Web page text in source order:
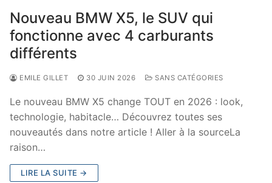
Nouveau BMW X5, le SUV qui
fonctionne avec 4 carburants
différents
EMILE GILLET 30 JUIN 2026 SANS CATÉGORIES
Le nouveau BMW X5 change TOUT en 2026 : look,
technologie, habitacle… Découvrez toutes ses
nouveautés dans notre article ! Aller à la sourceLa
raison…
LIRE LA SUITE →